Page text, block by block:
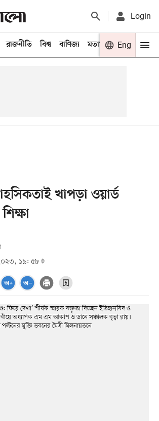
Login
রাজনীতি বিশ্ব বাণিজ্য মতামত খেলা
Eng
খাপড়া ওয়ার্ড
১৯: ৫৮